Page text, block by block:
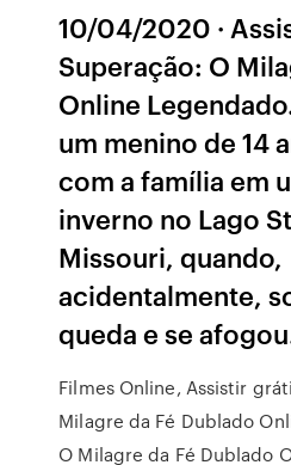
10/04/2020 ·
Superação: O
Online
um menino de 14
com a família em
inverno no Lago
Missouri, quando,
acidentalmente,
queda e se
Filmes Online, Assistir
Milagre da Fé Dublado
O Milagre da Fé Dublado